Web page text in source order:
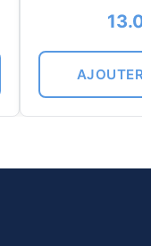
AJOUTER